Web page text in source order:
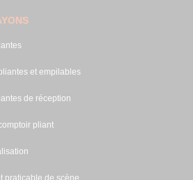
et empilables
de réception
pliant
praticable de scène